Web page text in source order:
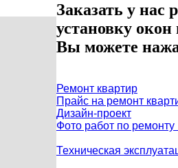
Заказать у нас
установку
Вы можете
Ремонт квартир
Прайс на ремонт
Дизайн-проект
Фото работ по ремонту
Техническая